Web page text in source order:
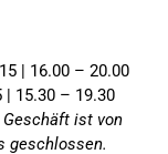
| 16.00 – 20.00
| 15.30 – 19.30
Geschäft ist von
geschlossen.